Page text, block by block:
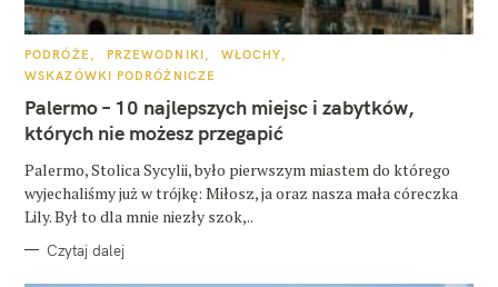
K
T
G
R
PODRÓŻE PRZEWODNIKI
WŁOCHY
WSKAZÓWKI PODRÓŻNICZE
Palermo – 10 najlepszych miejsc i zabytków,
których nie możesz przegapić
Palermo, Stolica Sycylii, było pierwszym miastem do którego
wyjechaliśmy już w trójkę: Miłosz, ja oraz nasza mała córeczka
Lily. Był to dla mnie niezły szok,..
Czytaj dalej